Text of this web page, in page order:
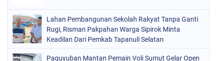
Lahan Pembangunan Sekolah Rakyat Tanpa Ganti
Rugi, Risman Pakpahan Warga Sipirok Minta
Keadilan Dari Pemkab Tapanuli Selatan
Paguyuban Mantan Pemain Voli Sumut Gelar Open